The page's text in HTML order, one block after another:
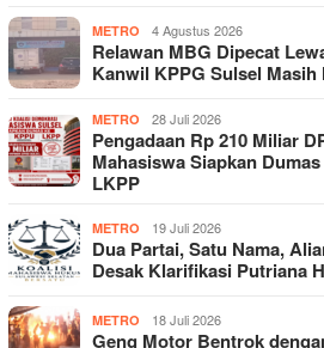
METRO 4 Agustus 2026
Relawan MBG Dipecat
Kanwil KPPG Sulsel Masih
METRO 28 Juli 2026
Pengadaan Rp 210 Miliar
Mahasiswa Siapkan
LKPP
METRO 19 Juli 2026
Dua Partai, Satu Nama,
Desak Klarifikasi Putriana
METRO 18 Juli 2026
Geng Motor Bentrok